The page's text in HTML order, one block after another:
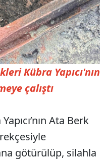
Kübra Yapıcı'nın
çalıştı
Ata Berk
götürülüp, silahla